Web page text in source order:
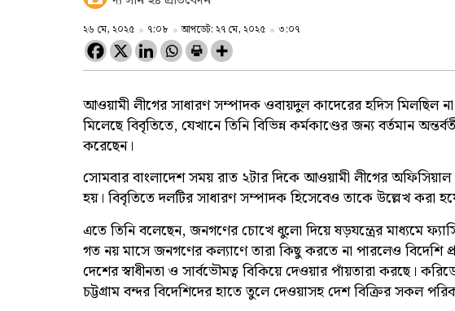
২৬ মে, ২০২৫ ৭:০৮ আপডেট: ২৭ মে, ২০২৫ ৩:০৭
আওয়ামী লীগের সাধারণ সম্পাদক ওবায়দুল কাদেরের হদিস মিলছিল
মিলেছে বিবৃতিতে, যেখানে তিনি বিভিন্ন কর্মকাণ্ডের জন্য বর্তমান
করেছেন।
সোমবার বাংলাদেশ সময় রাত ২টার দিকে আওয়ামী লীগের
হয়। বিবৃতিতে দলটির সাধারণ সম্পাদক হিসেবেও তাকে উল্লেখ করা
এতে তিনি বলেছেন, জনগণের চোখে ধুলো দিয়ে ষড়যন্ত্রের মাধ্যমে
গত নয় মাসে জনগণের কল্যাণে তারা কিছু করতে না পারলেও বিদেশি
দেশের স্বাধীনতা ও সার্বভৌমত্ব বিকিয়ে দেওয়ার পাঁয়তারা করছে।
চট্টগ্রাম বন্দর বিদেশিদের হাতে তুলে দেওয়াসহ দেশ বিক্রির সকল